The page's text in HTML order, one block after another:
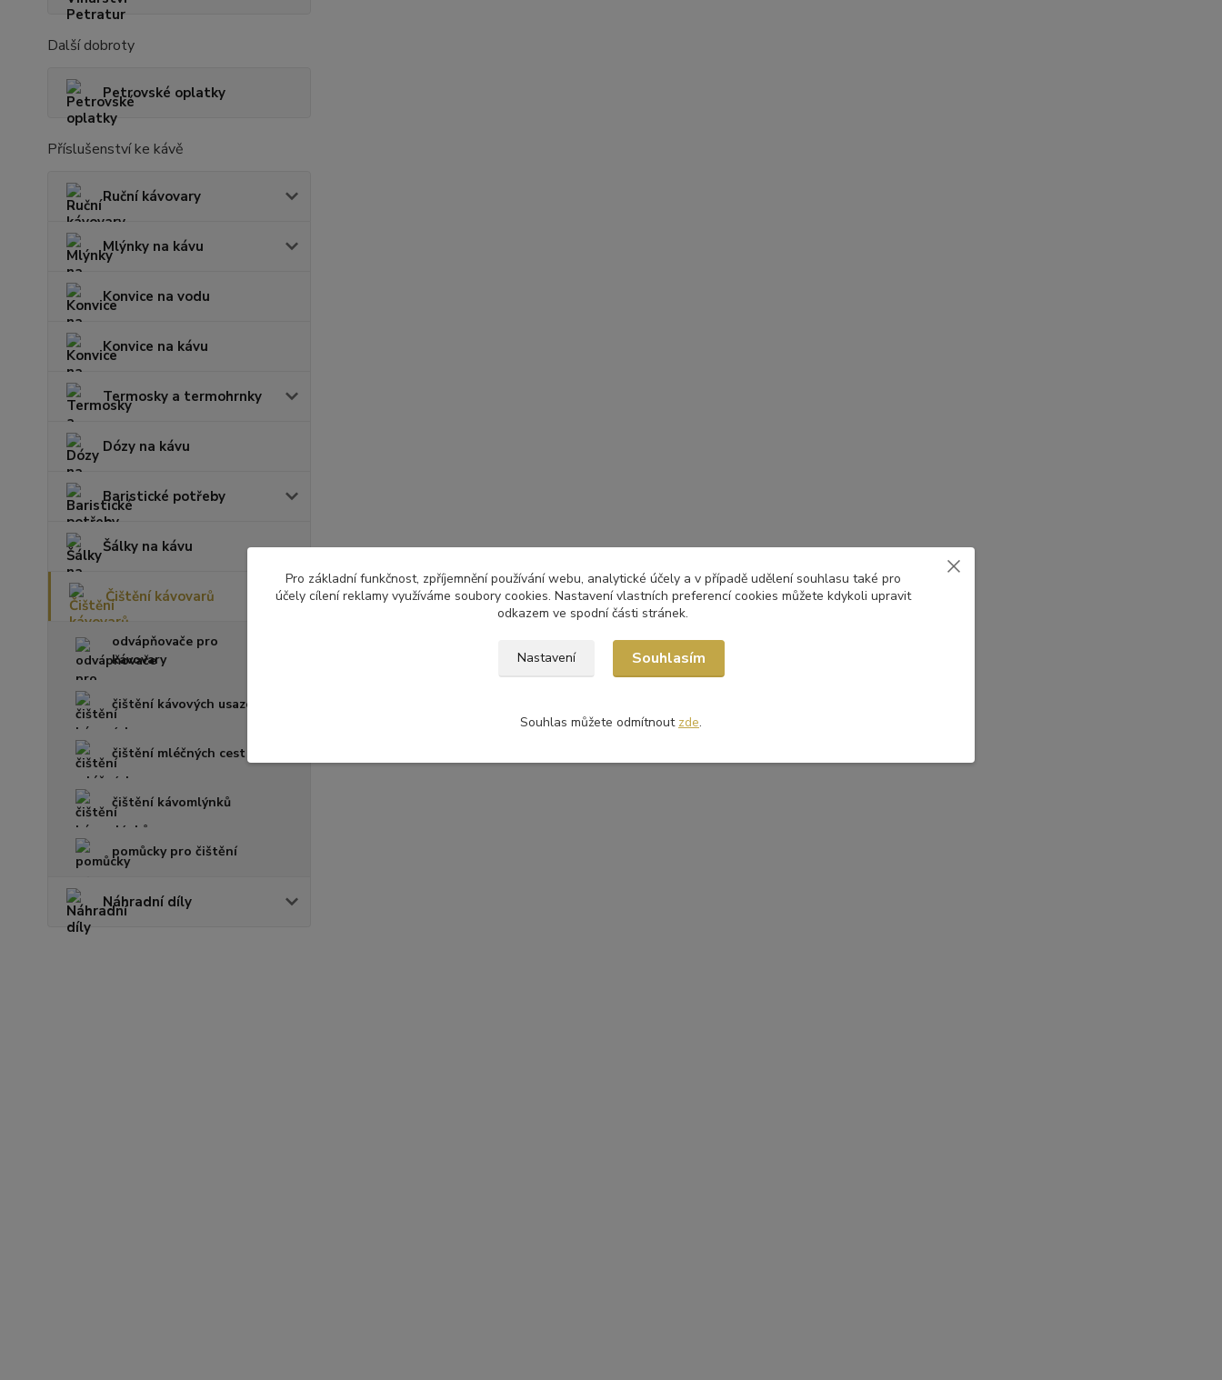
Další dobroty
Petrovské oplatky
Příslušenství ke kávě
Ruční kávovary
Mlýnky na kávu
Konvice na vodu
Konvice na kávu
Termosky a termohrnky
Dózy na kávu
Baristické potřeby
Šálky na kávu
Čištění kávovarů
odvápňovače pro
kávovary
čištění kávových usazenin
čištění mléčných cest
čištění kávomlýnků
pomůcky pro čištění
Náhradní díly
Pro základní funkčnost, zpříjemnění používání webu, analytické účely a v případě udělení souhlasu také pro
účely cílení reklamy využíváme soubory cookies. Nastavení vlastních preferencí cookies můžete kdykoli upravit
odkazem ve spodní části stránek.
Nastavení Souhlasím
Souhlas můžete odmítnout zde.